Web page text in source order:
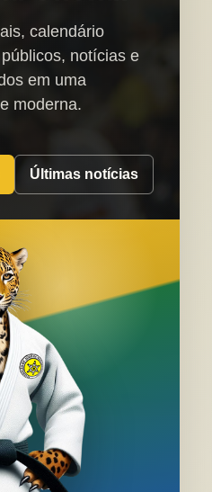
calendário
notícias e
em uma
moderna.
Últimas notícias